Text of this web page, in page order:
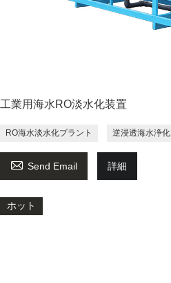
工業用海水RO淡水化装置
RO海水淡水化プラント 逆浸透海水浄化
 Send Email 詳細
ホット